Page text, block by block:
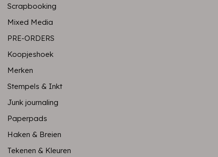
Scrapbooking
Mixed Media
PRE-ORDERS
Koopjeshoek
Merken
Stempels & Inkt
Junk journaling
Paperpads
Haken & Breien
Tekenen & Kleuren